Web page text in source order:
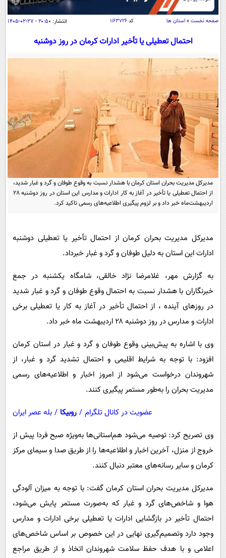
اقتصاد
اقتصادی
جامعه
سلامت
یک برش دانایی
محیط زیست
سفر و تفریح
بین الملل
فرهنگ و هنر
علم و دانش
فناوری و It
علمی
اخبار کریپتو
قرآن
گوناگون
سرگرمی
باشگاه مغز
مجله تصویری سلاح
فیلم
ورزش
فناوری
حوادث
محیط زیست
سلامت
فرهنگی
بین الملل
اجتماعی
سیاست خارجی
عصر ایران 2
خواندنی ها و دیدنی ها
روانشناسی
آموزش زبان
صفحه نخست » استان ها کد ۱۱۶۳۷۲۶ انتشار: ۲۰:۵۰ - ۲۷-۰۲-۱۴۰۵
احتمال تعطیلی یا تأخیر ادارات کرمان در روز دوشنبه
مدیرکل مدیریت بحران استان کرمان با هشدار نسبت به وقوع طوفان و گرد و غبار شدید،
از احتمال تعطیلی یا تأخیر در آغاز به کار ادارات و مدارس این استان در روز دوشنبه ۲۸
اردیبهشت‌ماه خبر داد و بر لزوم پیگیری اطلاعیه‌های رسمی تاکید کرد.
مدیرکل مدیریت بحران کرمان از احتمال تأخیر یا تعطیلی دوشنبه
ادارات این استان به دلیل طوفان و گرد و غبار خبرداد.
به گزارش مهر، غلامرضا نژاد خالقی، شامگاه یکشنبه در جمع
خبرنگاران با هشدار نسبت به احتمال وقوع طوفان و گرد و غبار شدید
در روزهای آینده ، از احتمال تأخیر در آغاز به کار یا تعطیلی برخی
ادارات و مدارس در روز دوشنبه ۲۸ اردیبهشت‌ ماه خبر داد.
وی با اشاره به پیش‌بینی وقوع طوفان و گرد و غبار در استان کرمان
افزود: با توجه به شرایط اقلیمی و احتمال تشدید گرد و غبار، از
شهروندان درخواست می‌شود از امروز اخبار و اطلاعیه‌های رسمی
مدیریت بحران را به‌طور مستمر پیگیری کنند.
عضویت در کانال تلگرام / روبیکا / بله عصر ایران
وی تصریح کرد: توصیه می‌شود هم‌استانی‌ها به‌ویژه صبح فردا پیش از
خروج از منزل، آخرین اخبار و اطلاعیه‌ها را از طریق صدا و سیمای مرکز
کرمان و سایر رسانه‌های معتبر دنبال کنند.
مدیرکل مدیریت بحران استان کرمان گفت: با توجه به میزان آلودگی
هوا و شاخص‌های گرد و غبار که به‌صورت مستمر پایش می‌شود،
احتمال تأخیر در بازگشایی ادارات یا تعطیلی برخی ادارات و مدارس
وجود دارد وتصمیم‌گیری نهایی در این خصوص بر اساس شاخص‌های
اعلامی و با هدف حفظ سلامت شهروندان اتخاذ و از طریق مراجع